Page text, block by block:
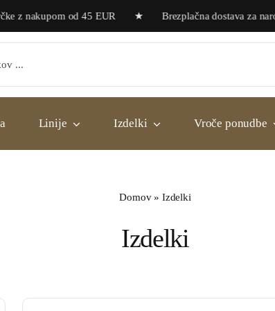
z nakupom od 45 EUR ★ Brezplačna dostava za
Linije Izdelki Vroče ponudbe
Domov» Izdelki
Izdelki